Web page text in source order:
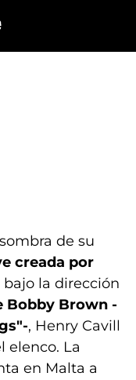
de su
creada por
bajo la dirección
Bobby Brown -
, Henry Cavill
elenco. La
en Malta a